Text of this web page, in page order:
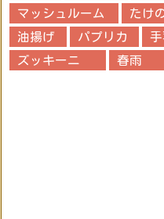
マッシュルーム
たけ
油揚げ
パプリカ
ズッキーニ
春雨